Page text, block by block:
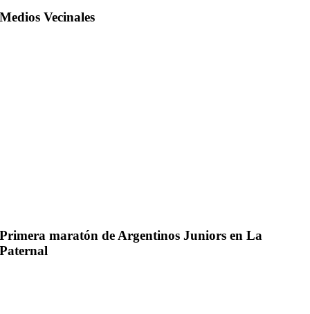
Medios Vecinales
Primera maratón de Argentinos Juniors en La
Paternal